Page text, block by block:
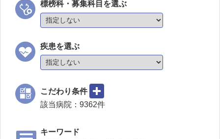
標榜科・募集科目を選ぶ
疾患を選ぶ
こだわり条件
該当病院： 9362件
キーワード